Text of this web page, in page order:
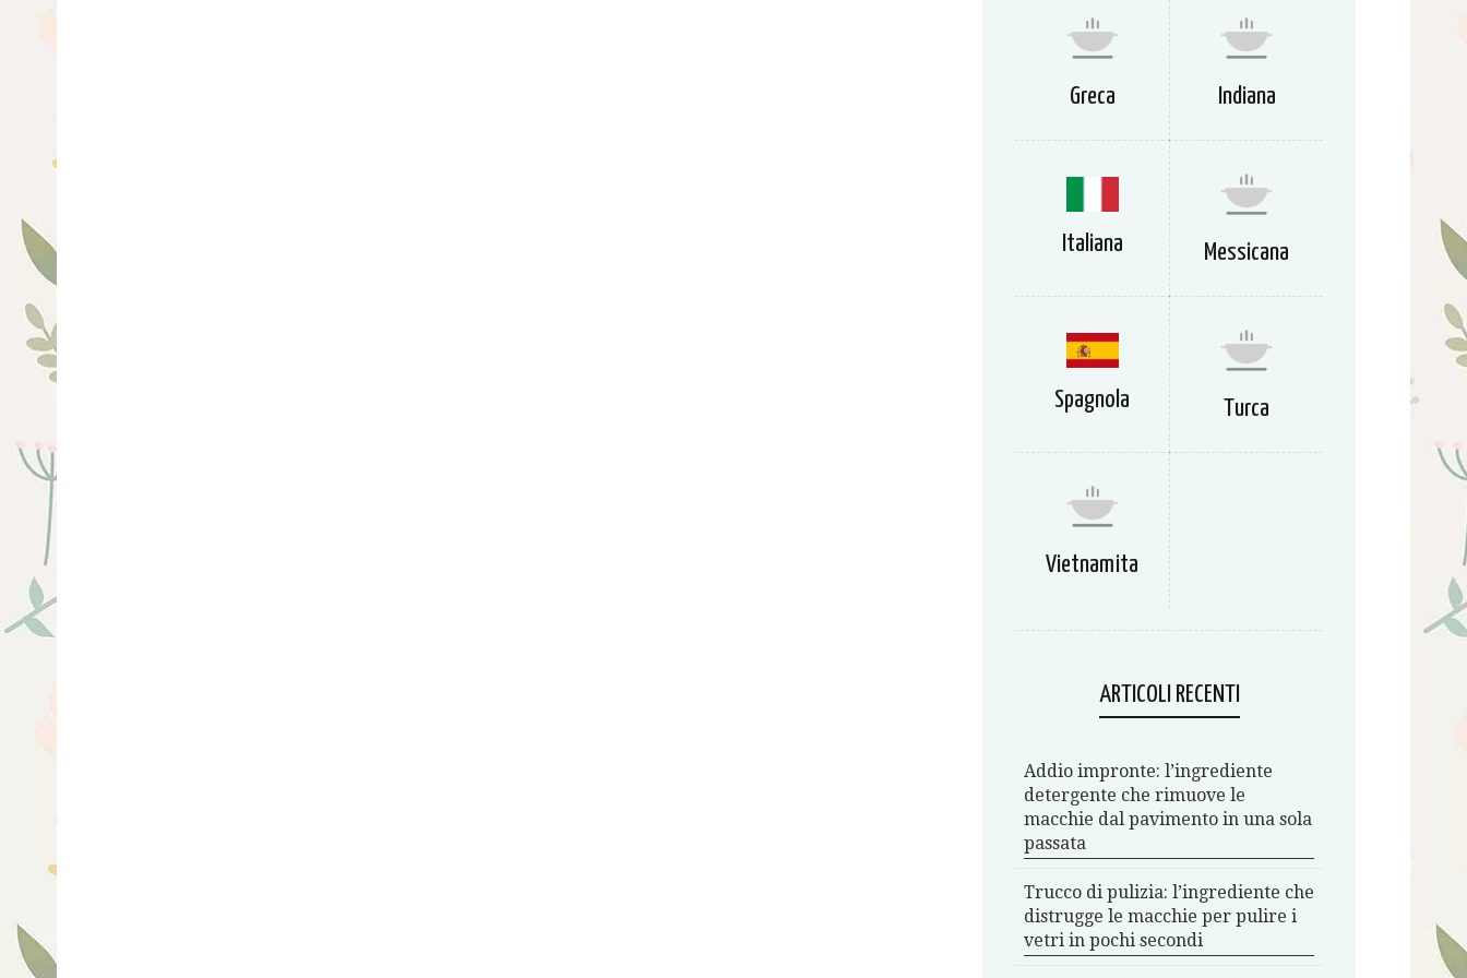
Greca Indiana
Italiana Messicana
Spagnola Turca
Vietnamita
ARTICOLI RECENTI
Addio impronte: l’ingrediente
detergente che rimuove le
macchie dal pavimento in una sola
passata
Trucco di pulizia: l’ingrediente che
distrugge le macchie per pulire i
vetri in pochi secondi